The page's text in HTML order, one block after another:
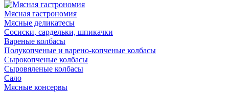
Мясная гастрономия
Мясные деликатесы
Сосиски, сардельки, шпикачки
Вареные колбасы
Полукопченые и варено-копченые колбасы
Сырокопченые колбасы
Сыровяленые колбасы
Сало
Мясные консервы